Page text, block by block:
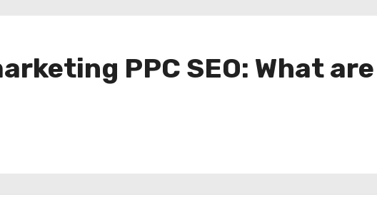
PPC SEO: What